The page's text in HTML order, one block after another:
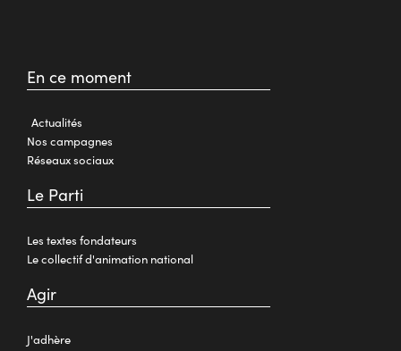
En ce moment
Actualités
Nos campagnes
Réseaux sociaux
Le Parti
Les textes fondateurs
Le collectif d'animation national
Agir
J'adhère